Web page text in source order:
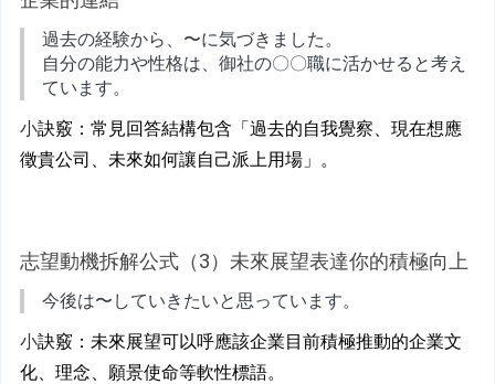
過去の経験から、〜に気づきました。
自分の能力や性格は、御社の〇〇職に活かせると考え
ています。
小訣竅：常見回答結構包含「過去的自我覺察、現在想應
徵貴公司、未來如何讓自己派上用場」。
志望動機拆解公式（3）未來展望表達你的積極向上
今後は〜していきたいと思っています。
小訣竅：未來展望可以呼應該企業目前積極推動的企業文
化、理念、願景使命等軟性標語。